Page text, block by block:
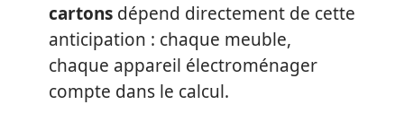
cartons dépend directement de cette
anticipation : chaque meuble,
chaque appareil électroménager
compte dans le calcul.